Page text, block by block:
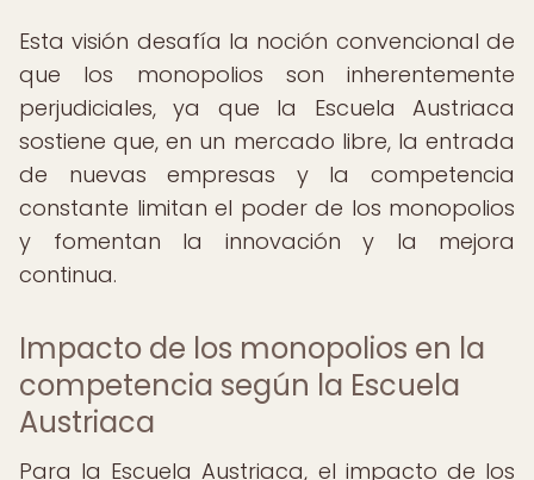
Esta visión desafía la noción convencional de
que los monopolios son inherentemente
perjudiciales, ya que la Escuela Austriaca
sostiene que, en un mercado libre, la entrada
de nuevas empresas y la competencia
constante limitan el poder de los monopolios
y fomentan la innovación y la mejora
continua.
Impacto de los monopolios en la
competencia según la Escuela
Austriaca
Para la Escuela Austriaca, el impacto de los